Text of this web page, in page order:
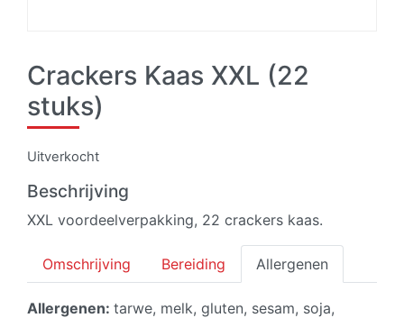
Crackers Kaas XXL (22
stuks)
Uitverkocht
Beschrijving
XXL voordeelverpakking, 22 crackers kaas.
Omschrijving Bereiding Allergenen
Allergenen: tarwe, melk, gluten, sesam, soja,